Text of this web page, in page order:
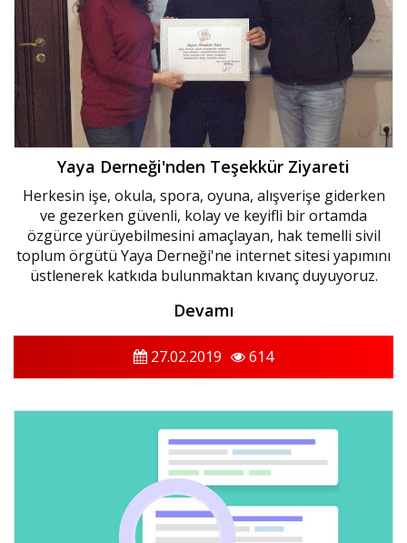
Yaya Derneği'nden Teşekkür Ziyareti
Herkesin işe, okula, spora, oyuna, alışverişe giderken
ve gezerken güvenli, kolay ve keyifli bir ortamda
özgürce yürüyebilmesini amaçlayan, hak temelli sivil
toplum örgütü Yaya Derneği'ne internet sitesi yapımını
üstlenerek katkıda bulunmaktan kıvanç duyuyoruz.
Devamı
27.02.2019 614